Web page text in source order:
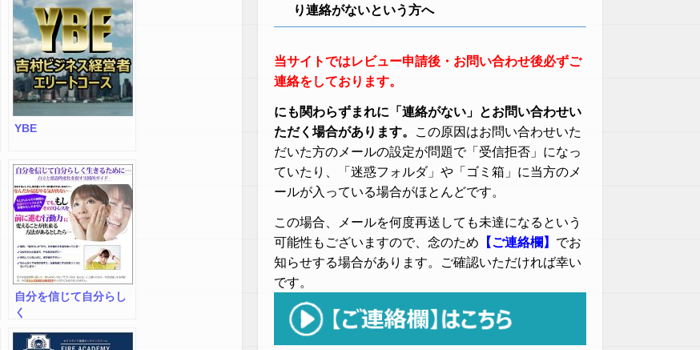
YBE
自分を信じて自分らし
く
り連絡がないという方へ
当サイトではレビュー申請後・お問い合わせ後必ずご
連絡をしております。
にも関わらずまれに「連絡がない」とお問い合わせい
ただく場合があります。
この原因はお問い合わせいた
だいた方のメールの設定が問題で「受信拒否」になっ
ていたり、「迷惑フォルダ」や「ゴミ箱」に当方のメ
ールが入っている場合がほとんどです。
この場合、メールを何度再送しても未達になるという
可能性もございますので、念のため 【ご連絡欄】 でお
知らせする場合があります。ご確認いただければ幸い
です。